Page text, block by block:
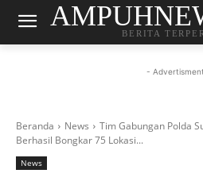
BERITA
-
Beranda News
Tim Gabungan Polda
Berhasil Bongkar 75 Lokasi...
News